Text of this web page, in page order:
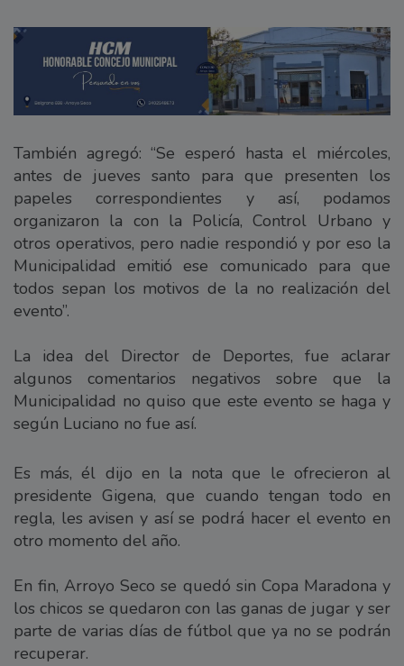
También agregó: “Se esperó hasta el miércoles,
antes de jueves santo para que presenten los
papeles correspondientes y así, podamos
organizaron la con la Policía, Control Urbano y
otros operativos, pero nadie respondió y por eso la
Municipalidad emitió ese comunicado para que
todos sepan los motivos de la no realización del
evento”.
La idea del Director de Deportes, fue aclarar
algunos comentarios negativos sobre que la
Municipalidad no quiso que este evento se haga y
según Luciano no fue así.
Es más, él dijo en la nota que le ofrecieron al
presidente Gigena, que cuando tengan todo en
regla, les avisen y así se podrá hacer el evento en
otro momento del año.
En fin, Arroyo Seco se quedó sin Copa Maradona y
los chicos se quedaron con las ganas de jugar y ser
parte de varias días de fútbol que ya no se podrán
recuperar.